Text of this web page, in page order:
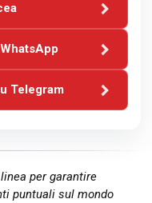
Telegram
per garantire
puntuali sul mondo